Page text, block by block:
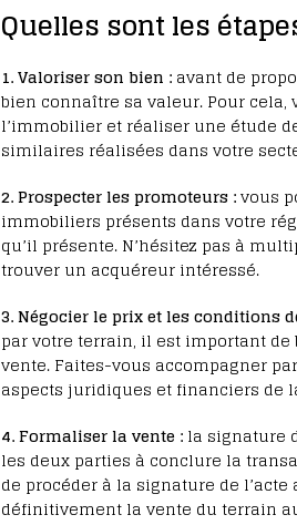
Quelles sont les
1. Valoriser son bien :avant de
bien connaître sa valeur. Pour
l’immobilier et réaliser une étude
similaires réalisées dans votre
2. Prospecter les promoteurs :vous
immobiliers présents dans votre
qu’il présente. N’hésitez pas à
trouver un acquéreur intéressé.
3. Négocier le prix et les conditions
par votre terrain, il est important
vente. Faites-vous accompagner
aspects juridiques et financiers de
4. Formaliser la vente :la signature
les deux parties à conclure la
de procéder à la signature de
définitivement la vente du terrain